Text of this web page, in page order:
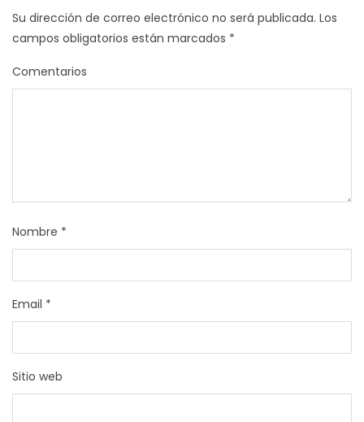
Su dirección de correo electrónico no será publicada. Los
campos obligatorios están marcados *
Comentarios
Nombre *
Email *
Sitio web